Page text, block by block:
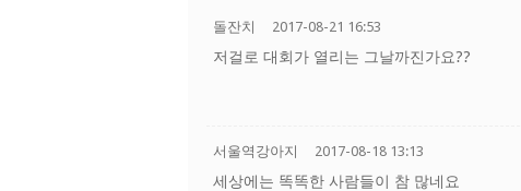
돌잔치 2017-08-21 16:53
저걸로 대회가 열리는 그날까진가요??
서울역강아지 2017-08-18 13:13
세상에는 똑똑한 사람들이 참 많네요